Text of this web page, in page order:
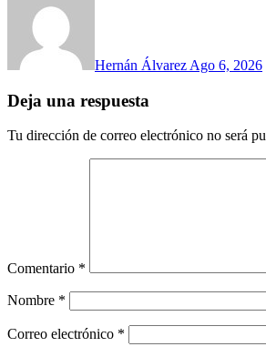
Hernán Álvarez Ago 6, 2026
Deja una respuesta
Tu dirección de correo electrónico no será
Comentario *
Nombre *
Correo electrónico *